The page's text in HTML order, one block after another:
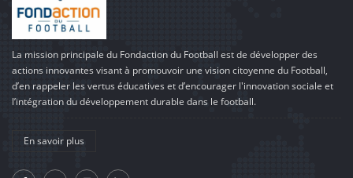
La mission principale du Fondaction du Football est de développer des
actions innovantes visant à promouvoir une vision citoyenne du Football,
d’en rappeler les vertus éducatives et d’encourager l'innovation sociale et
l’intégration du développement durable dans le football.
En savoir plus